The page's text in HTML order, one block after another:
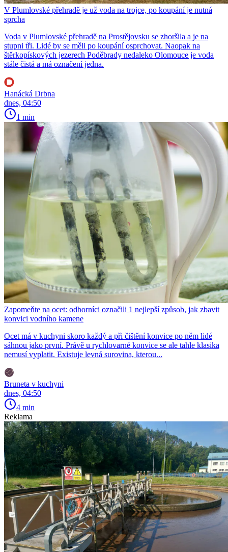
V Plumlovské přehradě je už voda na trojce, po koupání je nutná
sprcha
Voda v Plumlovské přehradě na Prostějovsku se zhoršila a je na
stupni tři. Lidé by se měli po koupání osprchovat. Naopak na
štěrkopískových jezerech Poděbrady nedaleko Olomouce je voda
stále čistá a má označení jedna.
Hanácká Drbna
dnes, 04:50
1 min
Zapomeňte na ocet: odborníci označili 1 nejlepší způsob, jak zbavit
konvici vodního kamene
Ocet má v kuchyni skoro každý a při čištění konvice po něm lidé
sáhnou jako první. Právě u rychlovarné konvice se ale tahle klasika
nemusí vyplatit. Existuje levná surovina, kterou...
Bruneta v kuchyni
dnes, 04:50
4 min
Reklama